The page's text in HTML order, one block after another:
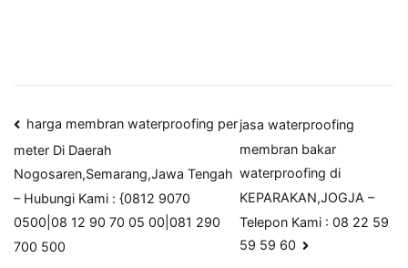
Post
navigation
harga membran waterproofing per
meter Di Daerah
Nogosaren,Semarang,Jawa Tengah
– Hubungi Kami : {0812 9070
0500|08 12 90 70 05 00|081 290
700 500
jasa waterproofing
membran bakar
waterproofing di
KEPARAKAN,JOGJA –
Telepon Kami : 08 22 59
59 59 60